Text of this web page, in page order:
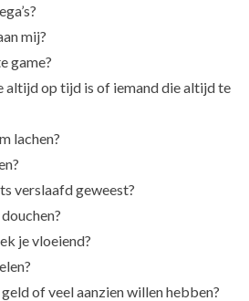
mij?
game?
altijd op tijd is of iemand die altijd te
lachen?
verslaafd geweest?
je vloeiend?
of veel aanzien willen hebben?